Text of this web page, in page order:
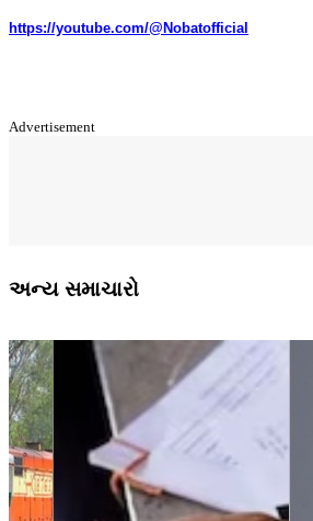
https://youtube.com/@Nobatofficial
Advertisement
અન્ય સમાચારો